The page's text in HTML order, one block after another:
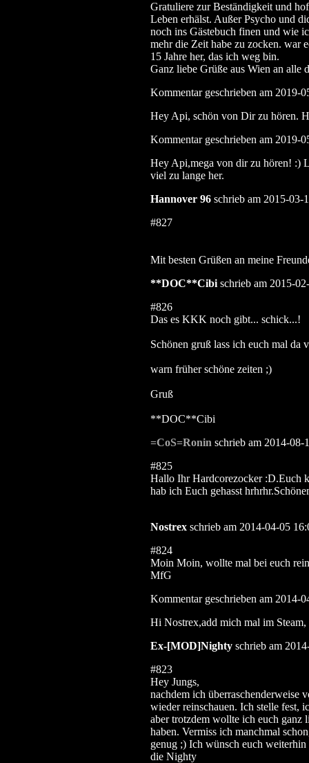
Gratuliere zur Beständigkeit und
Leben erhälst. Außer Psycho und
noch ins Gästebuch finen und wie
mehr die Zeit habe zu zocken. war
15 Jahre her, das ich weg bin.
Ganz liebe Grüße aus Wien an alle
Kommentar geschrieben am
Hey Api, schön von Dir zu hören.
Kommentar geschrieben am
Hey Api,mega von dir zu hören! :)
viel zu lange her.
Hannover 96 schrieb am 2015-03-
#827
Mit besten Grüßen an meine
**DOC**Cibi schrieb am 2015-
#826
Das es KKK noch gibt... schick...!
Schönen gruß lass ich euch mal da
warn früher schöne zeiten ;)
Gruß
**DOC**Cibi
=CoS=Ronin schrieb am 2014-08-
#825
Hallo Ihr Hardcorezocker :D.Euch
hab ich Euch gehasst
Nostrex schrieb am 2014-04-05
#824
Moin Moin, wollte mal bei euch
MfG
Kommentar geschrieben am
Hi Nostrex,add mich mal im
Ex-[MOD]Nighty schrieb am
#823
Hey Jungs,
nachdem ich überraschenderweise
wieder reinschauen. Ich stelle fest,
aber trotzdem wollte ich euch ganz
haben. Vermiss ich manchmal
genug ;) Ich wünsch euch
die Nighty